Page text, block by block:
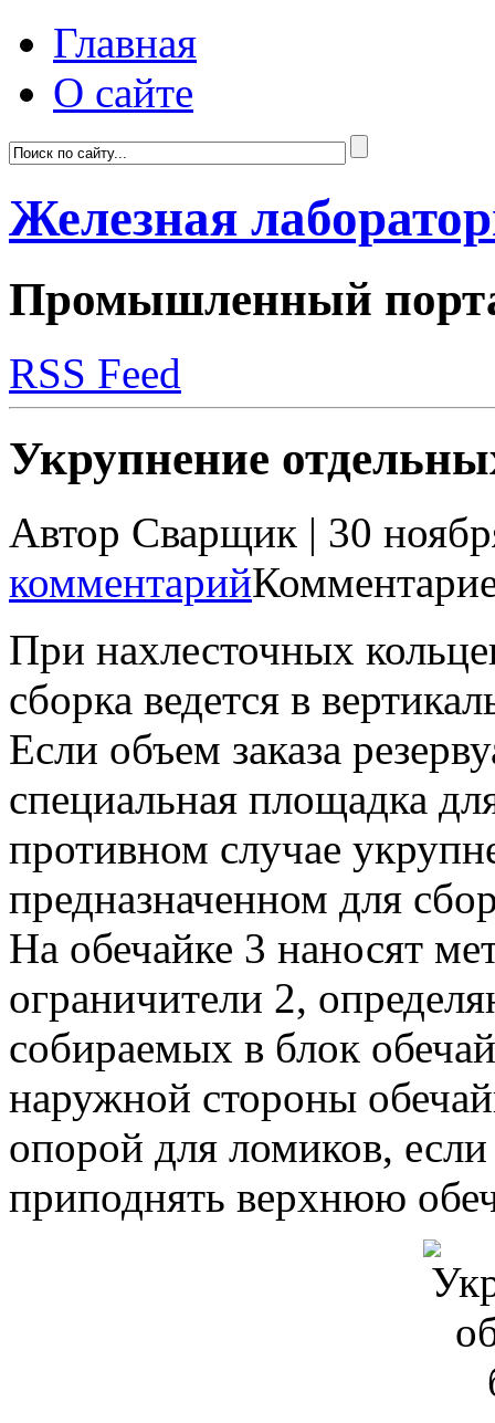
Главная
О сайте
Железная
Промышленный
RSS Feed
Укрупнение
Автор Сварщик | 30
комментарий
При нахлесточных
сборка ведется в
Если объем заказа
специальная площадка
противном случае
предназначенном для
На обечайке 3 наносят
ограничители 2,
собираемых в блок
наружной стороны
опорой для ломиков,
приподнять верхнюю